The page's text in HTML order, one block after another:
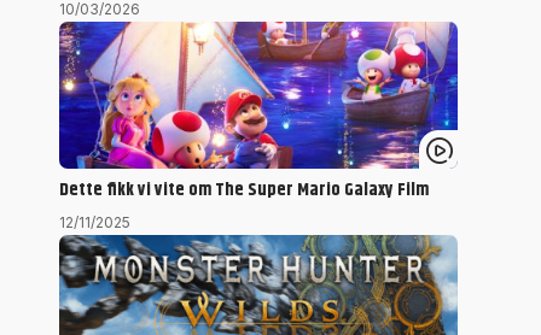
10/03/2026
Dette fikk vi vite om The Super Mario Galaxy Film
12/11/2025